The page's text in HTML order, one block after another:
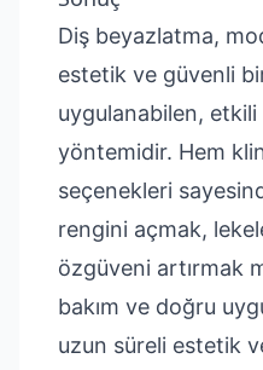
Diş beyazlatma,
estetik ve güvenli
uygulanabilen,
yöntemidir. Hem
seçenekleri
rengini açmak,
özgüveni artırmak
bakım ve doğru
uzun süreli estetik